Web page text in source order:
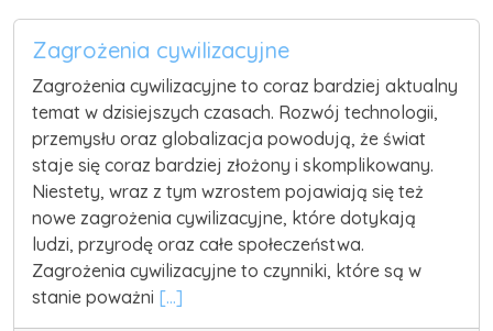
Zagrożenia cywilizacyjne
Zagrożenia cywilizacyjne to coraz bardziej aktualny
temat w dzisiejszych czasach. Rozwój technologii,
przemysłu oraz globalizacja powodują, że świat
staje się coraz bardziej złożony i skomplikowany.
Niestety, wraz z tym wzrostem pojawiają się też
nowe zagrożenia cywilizacyjne, które dotykają
ludzi, przyrodę oraz całe społeczeństwa.
Zagrożenia cywilizacyjne to czynniki, które są w
stanie poważni [...]